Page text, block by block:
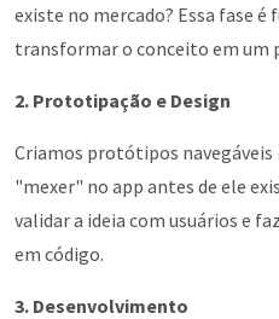
existe no mercado? Essa fase
transformar o conceito em um
2. Prototipação e Design
Criamos protótipos navegáveis
"mexer" no app antes de ele
validar a ideia com usuários e
em código.
3. Desenvolvimento